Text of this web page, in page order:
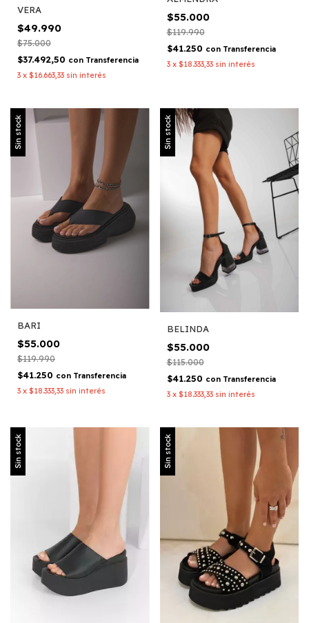
VERA
$49.990
$75.000
$37.492,50 con Transferencia
3 x $16.663,33 sin interés
$55.000
$119.990
$41.250 con Transferencia
3 x $18.333,33 sin interés
Sin stock
BARI
$55.000
$119.990
$41.250 con Transferencia
3 x $18.333,33 sin interés
Sin stock
BELINDA
$55.000
$115.000
$41.250 con Transferencia
3 x $18.333,33 sin interés
Sin stock Sin stock